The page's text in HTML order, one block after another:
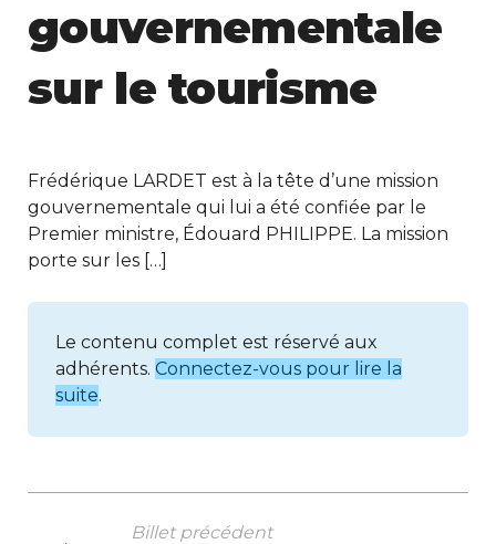
gouvernementale
sur le tourisme
Frédérique LARDET est à la tête d’une mission
gouvernementale qui lui a été confiée par le
Premier ministre, Édouard PHILIPPE. La mission
porte sur les […]
Le contenu complet est réservé aux
adhérents. Connectez-vous pour lire la
suite.
Billet précédent